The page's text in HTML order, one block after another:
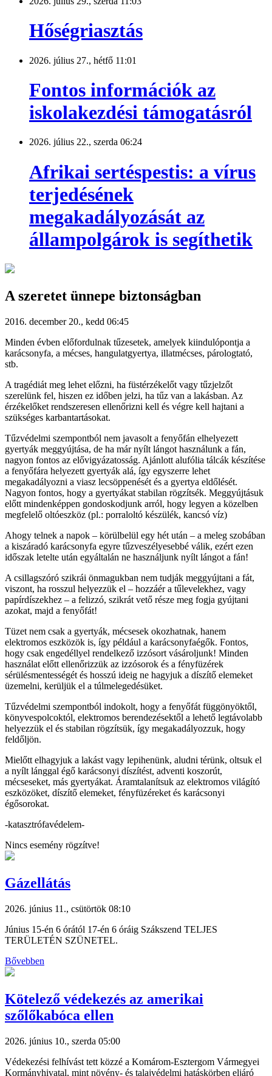
Hőségriasztás
2026. július 27., hétfő 11:01
Fontos információk az
iskolakezdési támogatásról
2026. július 22., szerda 06:24
Afrikai sertéspestis: a vírus
terjedésének
megakadályozását az
állampolgárok is segíthetik
A szeretet ünnepe biztonságban
2016. december 20., kedd 06:45
Minden évben előfordulnak tűzesetek, amelyek kiindulópontja a
karácsonyfa, a mécses, hangulatgyertya, illatmécses, párologtató,
stb.
A tragédiát meg lehet előzni, ha füstérzékelőt vagy tűzjelzőt
szerelünk fel, hiszen ez időben jelzi, ha tűz van a lakásban. Az
érzékelőket rendszeresen ellenőrizni kell és végre kell hajtani a
szükséges karbantartásokat.
Tűzvédelmi szempontból nem javasolt a fenyőfán elhelyezett
gyertyák meggyújtása, de ha már nyílt lángot használunk a fán,
nagyon fontos az elővigyázatosság. Ajánlott alufólia tálcák készítése
a fenyőfára helyezett gyertyák alá, így egyszerre lehet
megakadályozni a viasz lecsöppenését és a gyertya eldőlését.
Nagyon fontos, hogy a gyertyákat stabilan rögzítsék. Meggyújtásuk
előtt mindenképpen gondoskodjunk arról, hogy legyen a közelben
megfelelő oltóeszköz (pl.: porraloltó készülék, kancsó víz)
Ahogy telnek a napok – körülbelül egy hét után – a meleg szobában
a kiszáradó karácsonyfa egyre tűzveszélyesebbé válik, ezért ezen
időszak letelte után egyáltalán ne használjunk nyílt lángot a fán!
A csillagszóró szikrái önmagukban nem tudják meggyújtani a fát,
viszont, ha rosszul helyezzük el – hozzáér a tűlevelekhez, vagy
papírdíszekhez – a felizzó, szikrát vető része meg fogja gyújtani
azokat, majd a fenyőfát!
Tüzet nem csak a gyertyák, mécsesek okozhatnak, hanem
elektromos eszközök is, így például a karácsonyfaégők. Fontos,
hogy csak engedéllyel rendelkező izzósort vásároljunk! Minden
használat előtt ellenőrizzük az izzósorok és a fényfüzérek
sérülésmentességét és hosszú ideig ne hagyjuk a díszítő elemeket
üzemelni, kerüljük el a túlmelegedésüket.
Tűzvédelmi szempontból indokolt, hogy a fenyőfát függönyöktől,
könyvespolcoktól, elektromos berendezésektől a lehető legtávolabb
helyezzük el és stabilan rögzítsük, így megakadályozzuk, hogy
feldőljön.
Mielőtt elhagyjuk a lakást vagy lepihenünk, aludni térünk, oltsuk el
a nyílt lánggal égő karácsonyi díszítést, adventi koszorút,
mécseseket, más gyertyákat. Áramtalanítsuk az elektromos világító
eszközöket, díszítő elemeket, fényfüzéreket és karácsonyi
égősorokat.
-katasztrófavédelem-
Nincs esemény rögzítve!
Gázellátás
2026. június 11., csütörtök 08:10
Június 15-én 6 órától 17-én 6 óráig Szákszend TELJES
TERÜLETÉN SZÜNETEL.
Bővebben
Kötelező védekezés az amerikai
szőlőkabóca ellen
2026. június 10., szerda 05:00
Védekezési felhívást tett közzé a Komárom-Esztergom Vármegyei
Kormányhivatal, mint növény- és talajvédelmi hatáskörben eljáró